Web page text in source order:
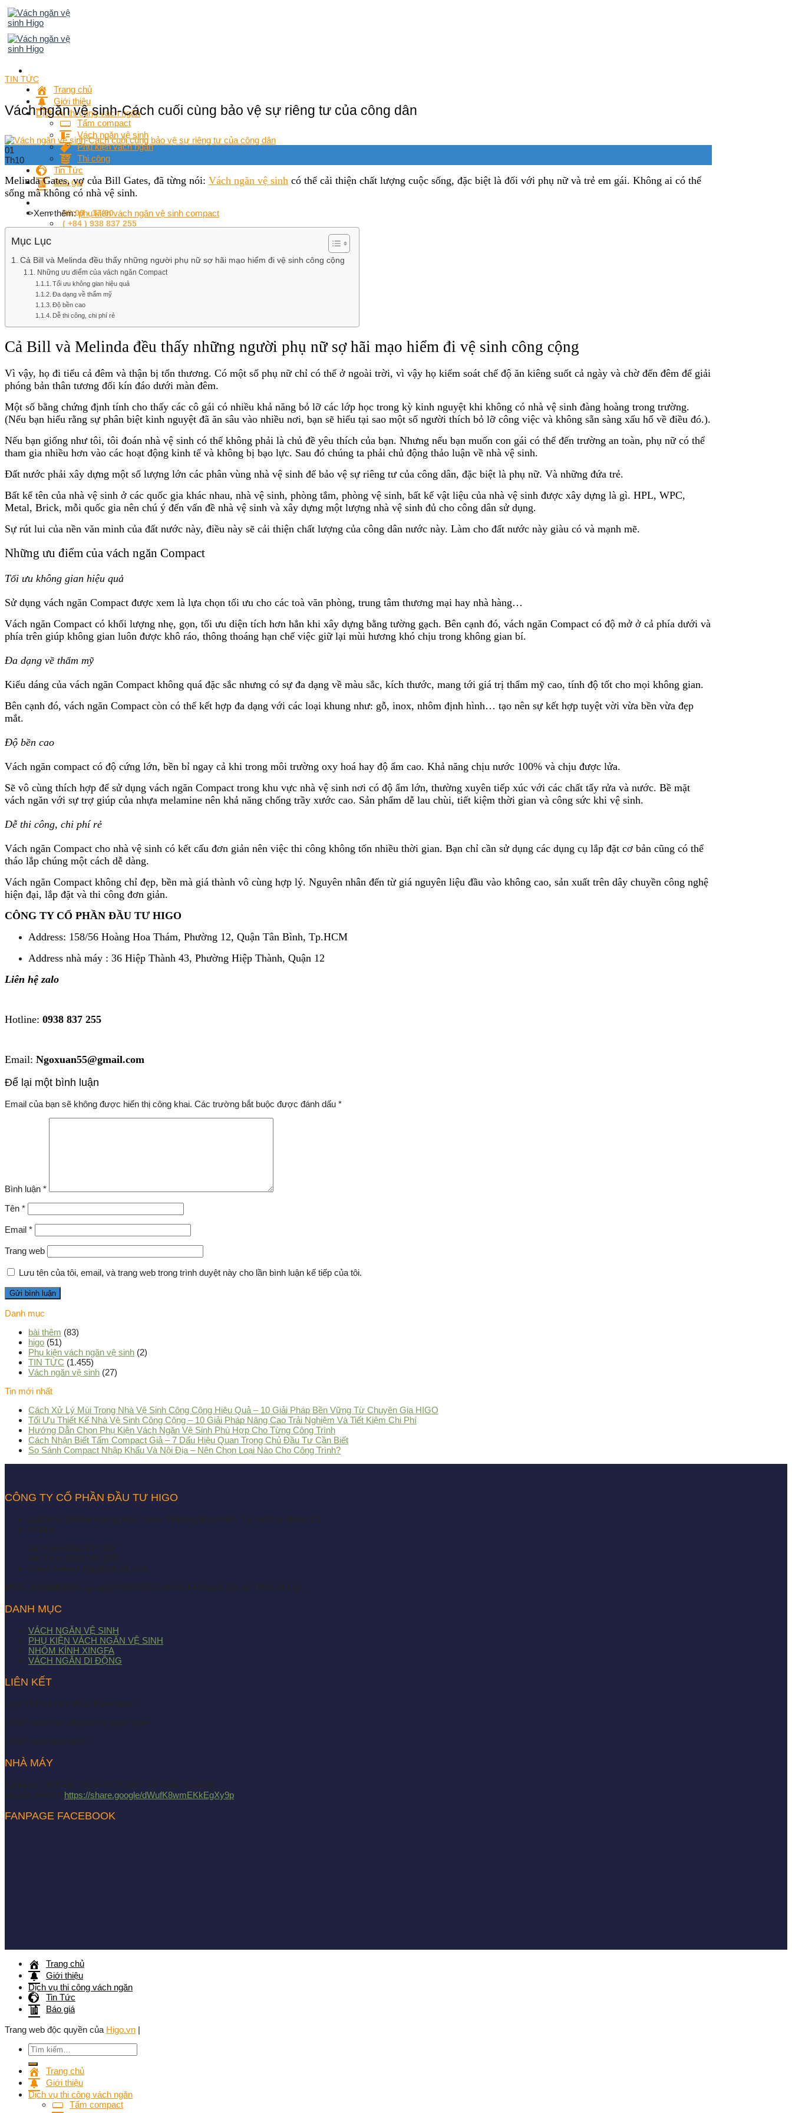
Skip
to
content
Trang chủ
Giới thiệu
Dịch vụ thi công vách ngăn
Tấm compact
Vách ngăn vệ sinh
Phụ kiện vách ngăn
Thi công
Tin Tức
Báo giá
08:00 - 17:00
( +84 ) 938 837 255
TIN TỨC
Vách ngăn vệ sinh-Cách cuối cùng bảo vệ sự riêng tư của công dân
01
Th10
Melinda Gates, vợ của Bill Gates, đã từng nói: Vách ngăn vệ sinh có thể cải thiện chất lượng cuộc sống, đặc biệt là đối với phụ nữ và trẻ em gái. Không ai có thể
sống mà không có nhà vệ sinh.
>Xem thêm:phụ kiện vách ngăn vệ sinh compact
Mục Lục
Cả Bill và Melinda đều thấy những người phụ nữ sợ hãi mạo hiểm đi vệ sinh công cộng
Những ưu điểm của vách ngăn Compact
Tối ưu không gian hiệu quả
Đa dạng về thẩm mỹ
Độ bền cao
Dễ thi công, chi phí rẻ
Cả Bill và Melinda đều thấy những người phụ nữ sợ hãi mạo hiểm đi vệ sinh công cộng
Vì vậy, họ đi tiểu cả đêm và thận bị tổn thương. Có một số phụ nữ chỉ có thể ở ngoài trời, vì vậy họ kiểm soát chế độ ăn kiêng suốt cả ngày và chờ đến đêm để giải
phóng bản thân tương đối kín đáo dưới màn đêm.
Một số bằng chứng định tính cho thấy các cô gái có nhiều khả năng bỏ lỡ các lớp học trong kỳ kinh nguyệt khi không có nhà vệ sinh đàng hoàng trong trường.
(Nếu bạn hiểu rằng sự phân biệt kinh nguyệt đã ăn sâu vào nhiều nơi, bạn sẽ hiểu tại sao một số người thích bỏ lỡ công việc và không sẵn sàng xấu hổ về điều đó.).
Nếu bạn giống như tôi, tôi đoán nhà vệ sinh có thể không phải là chủ đề yêu thích của bạn. Nhưng nếu bạn muốn con gái có thể đến trường an toàn, phụ nữ có thể
tham gia nhiều hơn vào các hoạt động kinh tế và không bị bạo lực. Sau đó chúng ta phải chủ động thảo luận về nhà vệ sinh.
Đất nước phải xây dựng một số lượng lớn các phân vùng nhà vệ sinh để bảo vệ sự riêng tư của công dân, đặc biệt là phụ nữ. Và những đứa trẻ.
Bất kể tên của nhà vệ sinh ở các quốc gia khác nhau, nhà vệ sinh, phòng tắm, phòng vệ sinh, bất kể vật liệu của nhà vệ sinh được xây dựng là gì. HPL, WPC,
Metal, Brick, mỗi quốc gia nên chú ý đến vấn đề nhà vệ sinh và xây dựng một lượng nhà vệ sinh đủ cho công dân sử dụng.
Sự rút lui của nền văn minh của đất nước này, điều này sẽ cải thiện chất lượng của công dân nước này. Làm cho đất nước này giàu có và mạnh mẽ.
Những ưu điểm của vách ngăn Compact
Tối ưu không gian hiệu quả
Sử dụng vách ngăn Compact được xem là lựa chọn tối ưu cho các toà văn phòng, trung tâm thương mại hay nhà hàng…
Vách ngăn Compact có khối lượng nhẹ, gọn, tối ưu diện tích hơn hẳn khi xây dựng bằng tường gạch. Bên cạnh đó, vách ngăn Compact có độ mở ở cả phía dưới và
phía trên giúp không gian luôn được khô ráo, thông thoáng hạn chế việc giữ lại mùi hương khó chịu trong không gian bí.
Đa dạng về thẩm mỹ
Kiểu dáng của vách ngăn Compact không quá đặc sắc nhưng có sự đa dạng về màu sắc, kích thước, mang tới giá trị thẩm mỹ cao, tính độ tốt cho mọi không gian.
Bên cạnh đó, vách ngăn Compact còn có thể kết hợp đa dạng với các loại khung như: gỗ, inox, nhôm định hình… tạo nên sự kết hợp tuyệt vời vừa bền vừa đẹp
mắt.
Độ bền cao
Vách ngăn compact có độ cứng lớn, bền bỉ ngay cả khi trong môi trường oxy hoá hay độ ẩm cao. Khả năng chịu nước 100% và chịu được lửa.
Sẽ vô cùng thích hợp để sử dụng vách ngăn Compact trong khu vực nhà vệ sinh nơi có độ ẩm lớn, thường xuyên tiếp xúc với các chất tẩy rửa và nước. Bề mặt
vách ngăn với sự trợ giúp của nhựa melamine nên khả năng chống trầy xước cao. Sản phẩm dễ lau chùi, tiết kiệm thời gian và công sức khi vệ sinh.
Dễ thi công, chi phí rẻ
Vách ngăn Compact cho nhà vệ sinh có kết cấu đơn giản nên việc thi công không tốn nhiều thời gian. Bạn chỉ cần sử dụng các dụng cụ lắp đặt cơ bản cũng có thể
tháo lắp chúng một cách dễ dàng.
Vách ngăn Compact không chỉ đẹp, bền mà giá thành vô cùng hợp lý. Nguyên nhân đến từ giá nguyên liệu đầu vào không cao, sản xuất trên dây chuyền công nghệ
hiện đại, lắp đặt và thi công đơn giản.
CÔNG TY CỔ PHẦN ĐẦU TƯ HIGO
Address: 158/56 Hoàng Hoa Thám, Phường 12, Quận Tân Bình, Tp.HCM
Address nhà máy : 36 Hiệp Thành 43, Phường Hiệp Thành, Quận 12
Liên hệ zalo
Hotline: 0938 837 255
Email: Ngoxuan55@gmail.com
Để lại một bình luận
Email của bạn sẽ không được hiển thị công khai. Các trường bắt buộc được đánh dấu *
Bình luận *
Tên *
Email *
Trang web
Lưu tên của tôi, email, và trang web trong trình duyệt này cho lần bình luận kế tiếp của tôi.
Danh mục
bài thêm (83)
higo (51)
Phụ kiện vách ngăn vệ sinh (2)
TIN TỨC (1.455)
Vách ngăn vệ sinh (27)
Tin mới nhất
Cách Xử Lý Mùi Trong Nhà Vệ Sinh Công Cộng Hiệu Quả – 10 Giải Pháp Bền Vững Từ Chuyên Gia HIGO
Tối Ưu Thiết Kế Nhà Vệ Sinh Công Cộng – 10 Giải Pháp Nâng Cao Trải Nghiệm Và Tiết Kiệm Chi Phí
Hướng Dẫn Chọn Phụ Kiện Vách Ngăn Vệ Sinh Phù Hợp Cho Từng Công Trình
Cách Nhận Biết Tấm Compact Giả – 7 Dấu Hiệu Quan Trọng Chủ Đầu Tư Cần Biết
So Sánh Compact Nhập Khẩu Và Nội Địa – Nên Chọn Loại Nào Cho Công Trình?
CÔNG TY CỔ PHẦN ĐẦU TƯ HIGO
Address:
158/56 Hoàng Hoa Thám, Phường Bảy Hiền, Tp. Hồ Chí Minh, VN
Hotline:
Mr Xuân 0938 837 255
Ms Thúy 0938 767 255
Email: ketoan.higo@gmail.com
MST: 0314445105 cấp ngày 06/06/2017 do Sở kế hoạch đầu tư TPHCM cấp.
DANH MỤC
VÁCH NGĂN VỆ SINH
PHỤ KIỆN VÁCH NGĂN VỆ SINH
NHÔM KÍNH XINGFA
VÁCH NGĂN DI ĐỘNG
LIÊN KẾT
Quy trình và hình thức thanh toán
Chính sách vận chuyển và giao nhận
Chính sách bảo hành
NHÀ MÁY
Address : 36 Hiệp Thành 43, P.Tân Thới Hiệp,Tp HCM.
Định vị xưởng: https://share.google/dWufK8wmEKkEgXy9p
FANPAGE FACEBOOK
Trang chủ
Giới thiệu
Dịch vụ thi công vách ngăn
Tin Tức
Báo giá
Trang web độc quyền của Higo.vn |
Tìm
kiếm:
Trang chủ
Giới thiệu
Dịch vụ thi công vách ngăn
Tấm compact